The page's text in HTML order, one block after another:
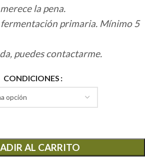
la pena.
primaria. Mínimo 5
puedes contactarme.
CONDICIONES
AL CARRITO